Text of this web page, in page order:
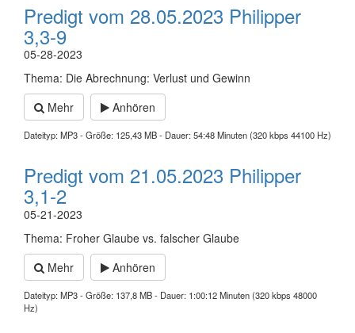
Predigt vom 28.05.2023 Philipper
3,3-9
05-28-2023
Thema: Die Abrechnung: Verlust und Gewinn
Mehr
Anhören
Dateityp: MP3 - Größe: 125,43 MB - Dauer: 54:48 Minuten (320 kbps 44100 Hz)
Predigt vom 21.05.2023 Philipper
3,1-2
05-21-2023
Thema: Froher Glaube vs. falscher Glaube
Mehr
Anhören
Dateityp: MP3 - Größe: 137,8 MB - Dauer: 1:00:12 Minuten (320 kbps 48000
Hz)